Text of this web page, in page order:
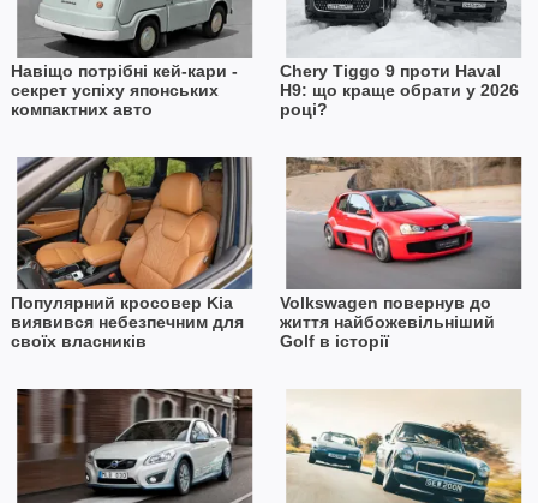
Навіщо потрібні кей-кари -
секрет успіху японських
компактних авто
Chery Tiggo 9 проти Haval
H9: що краще обрати у 2026
році?
Популярний кросовер Kia
виявився небезпечним для
своїх власників
Volkswagen повернув до
життя найбожевільніший
Golf в історії